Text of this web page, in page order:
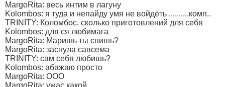
MargoRita: весь интим в лагуну
Kolombos: я туда и непайду умя не войдёть ..........комп..
TRINITY: Коломбос, сколько приготовлений для себя
Kolombos: для ся любимага
MargoRita: Маришь ты спишь?
MargoRita: заснула савсема
TRINITY: сам себя любишь?
Kolombos: абажаю просто
MargoRita: ООО
MargoRita: ужас какой